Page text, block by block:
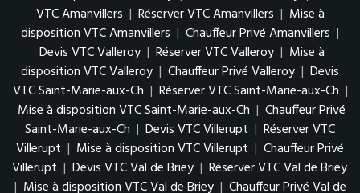
VTC Amanvillers | Réserver VTC Amanvillers | Mise à
disposition VTC Amanvillers | Chauffeur Privé Amanvillers |
Devis VTC Valleroy | Réserver VTC Valleroy | Mise à
disposition VTC Valleroy | Chauffeur Privé Valleroy | Devis
VTC Saint-Marie-aux-Ch | Réserver VTC Saint-Marie-aux-Ch |
Mise à disposition VTC Saint-Marie-aux-Ch | Chauffeur Privé
Saint-Marie-aux-Ch | Devis VTC Villerupt | Réserver VTC
Villerupt | Mise à disposition VTC Villerupt | Chauffeur Privé
Villerupt | Devis VTC Val de Briey | Réserver VTC Val de Briey
| Mise à disposition VTC Val de Briey | Chauffeur Privé Val de